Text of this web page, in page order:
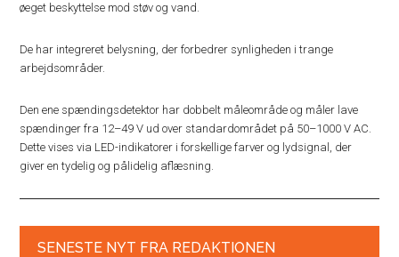
øeget beskyttelse mod støv og vand.
De har integreret belysning, der forbedrer synligheden i trange
arbejdsområder.
Den ene spændingsdetektor har dobbelt måleområde og måler lave
spændinger fra 12–49 V ud over standardområdet på 50–1000 V AC.
Dette vises via LED-indikatorer i forskellige farver og lydsignal, der
giver en tydelig og pålidelig aflæsning.
SENESTE NYT FRA REDAKTIONEN